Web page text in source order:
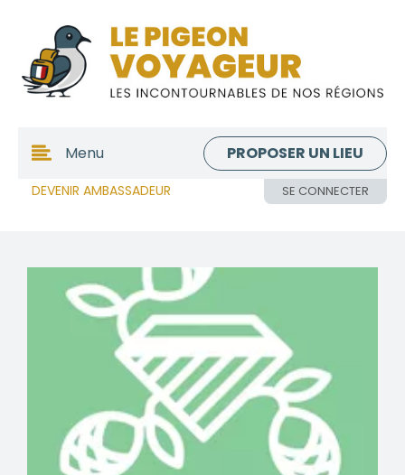
DEVENIR AMBASSADEUR SE CONNECTER
Menu PROPOSER UN LIEU